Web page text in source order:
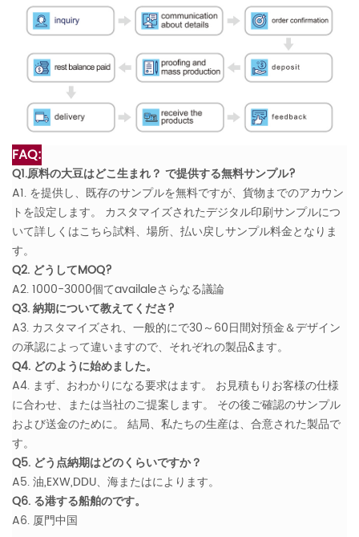
FAQ:
Q1.原料の大豆はどこ生まれ？ で提供する無料サンプル?
A1. を提供し、既存のサンプルを無料ですが、貨物までのアカウン
トを設定します。 カスタマイズされたデジタル印刷サンプルにつ
いて詳しくはこちら試料、場所、払い戻しサンプル料金となりま
す。
Q2. どうしてMOQ?
A2. 1000-3000個てavailaleさらなる議論
Q3. 納期について教えてくださ?
A3. カスタマイズされ、一般的にで30～60日間対預金＆デザイン
の承認によって違いますので、それぞれの製品&ます。
Q4. どのように始めました。
A4. まず、おわかりになる要求はます。 お見積もりお客様の仕様
に合わせ、または当社のご提案します。 その後ご確認のサンプル
および送金のために。 結局、私たちの生産は、合意された製品で
す。
Q5. どう点納期はどのくらいですか？
A5. 油,EXW,DDU、海またはによります。
Q6. る港する船舶のです。
A6. 厦門中国